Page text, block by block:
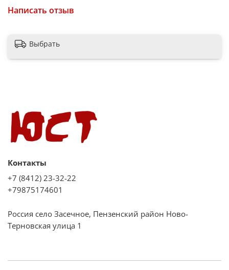
Написать отзыв
Выбрать
Контакты
+7 (8412) 23-32-22
+79875174601
Россия село Засечное, Пензенский район Ново-
Терновская улица 1